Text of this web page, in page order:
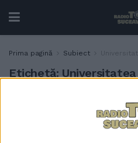
Prima pagină Subiect
Etichetă: